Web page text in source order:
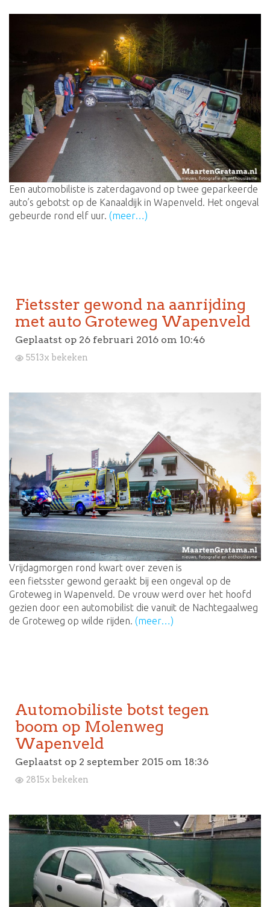
Een automobiliste is zaterdagavond op twee geparkeerde
auto’s gebotst op de Kanaaldijk in Wapenveld. Het ongeval
gebeurde rond elf uur. (meer…)
Fietsster gewond na aanrijding
met auto Groteweg Wapenveld
Geplaatst op 26 februari 2016 om 10:46
5513x bekeken
Vrijdagmorgen rond kwart over zeven is
een fietsster gewond geraakt bij een ongeval op de
Groteweg in Wapenveld. De vrouw werd over het hoofd
gezien door een automobilist die vanuit de Nachtegaalweg
de Groteweg op wilde rijden. (meer…)
Automobiliste botst tegen
boom op Molenweg
Wapenveld
Geplaatst op 2 september 2015 om 18:36
2815x bekeken